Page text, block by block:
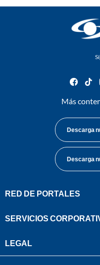
Más
Descarga
Descarga
RED DE PORTALES
SERVICIOS
LEGAL